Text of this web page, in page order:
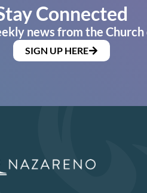
Connected
news from the Church
SIGN UP HERE